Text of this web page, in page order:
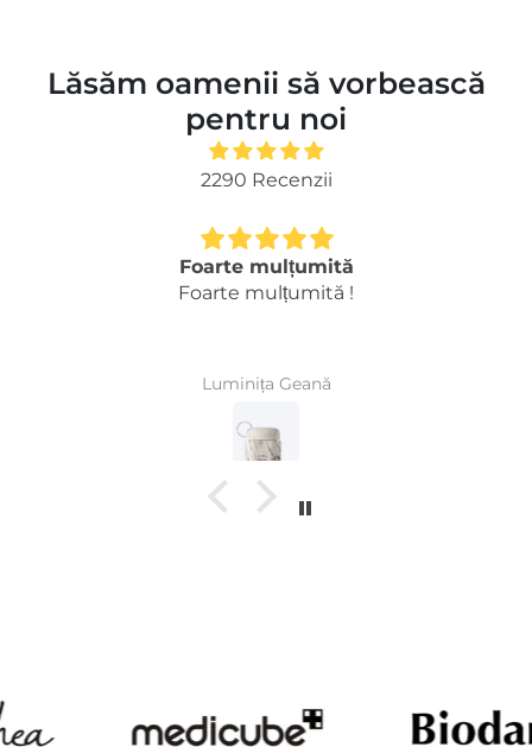
Lăsăm oamenii să vorbească
pentru noi
2290 Recenzii
Foarte mulțumită
Foarte mulțumită !
Luminița Geană